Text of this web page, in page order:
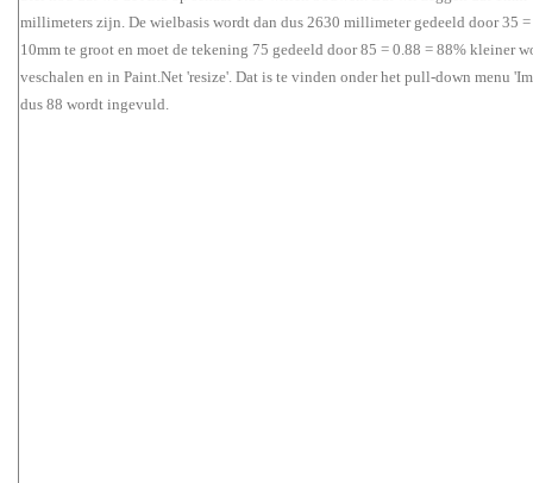
millimeters zijn. De wielbasis wordt dan dus 2630 millimeter gedeeld door 35 =
10mm te groot en moet de tekening 75 gedeeld door 85 = 0.88 = 88% kleiner
veschalen en in Paint.Net 'resize'. Dat is te vinden onder het pull-down menu
dus 88 wordt ingevuld.